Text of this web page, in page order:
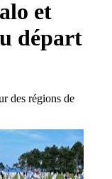
et
départ
des régions de